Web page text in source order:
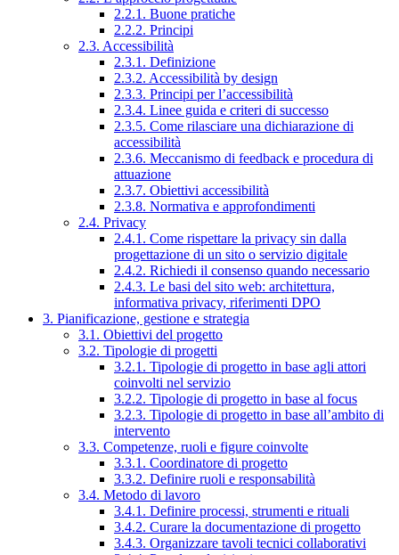
2.2.1. Buone pratiche
2.2.2. Principi
2.3. Accessibilità
2.3.1. Definizione
2.3.2. Accessibilità by design
2.3.3. Principi per l’accessibilità
2.3.4. Linee guida e criteri di successo
2.3.5. Come rilasciare una dichiarazione di
accessibilità
2.3.6. Meccanismo di feedback e procedura di
attuazione
2.3.7. Obiettivi accessibilità
2.3.8. Normativa e approfondimenti
2.4. Privacy
2.4.1. Come rispettare la privacy sin dalla
progettazione di un sito o servizio digitale
2.4.2. Richiedi il consenso quando necessario
2.4.3. Le basi del sito web: architettura,
informativa privacy, riferimenti DPO
3. Pianificazione, gestione e strategia
3.1. Obiettivi del progetto
3.2. Tipologie di progetti
3.2.1. Tipologie di progetto in base agli attori
coinvolti nel servizio
3.2.2. Tipologie di progetto in base al focus
3.2.3. Tipologie di progetto in base all’ambito di
intervento
3.3. Competenze, ruoli e figure coinvolte
3.3.1. Coordinatore di progetto
3.3.2. Definire ruoli e responsabilità
3.4. Metodo di lavoro
3.4.1. Definire processi, strumenti e rituali
3.4.2. Curare la documentazione di progetto
3.4.3. Organizzare tavoli tecnici collaborativi